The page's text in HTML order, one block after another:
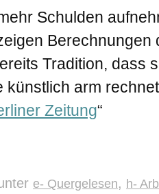
Schulden
Tradition, dass
künstlich arm
Zeitung“
e- Quergelesen, h-